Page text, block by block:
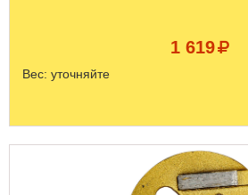
1 619
Вес: уточняйте